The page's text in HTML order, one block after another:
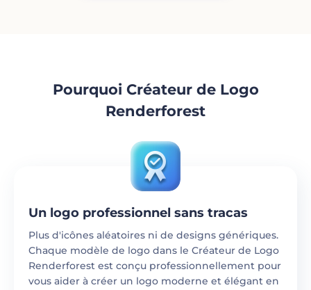
Pourquoi Créateur de Logo
Renderforest
Un logo professionnel sans tracas
Plus d'icônes aléatoires ni de designs génériques.
Chaque modèle de logo dans le Créateur de Logo
Renderforest est conçu professionnellement pour
vous aider à créer un logo moderne et élégant en